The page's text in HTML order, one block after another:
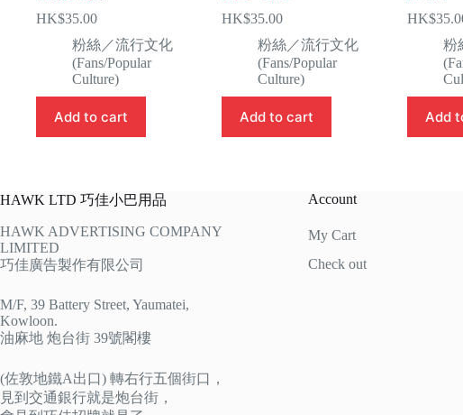
HK$35.00
粉絲／流行文化
(Fans/Popular
Culture)
Add to cart
HK$35.00
粉絲／流行文化
(Fans/Popular
Culture)
Add to cart
HK$
粉
Add
HAWK LTD 巧佳小巴用品
HAWK ADVERTISING COMPANY
LIMITED
巧佳廣告製作有限公司
M/F, 39 Battery Street, Yaumatei,
Kowloon.
油麻地 炮台街 39號閣樓
(佐敦地鐵A出口) 轉右行五個街口，
見到交通銀行就是炮台街，
Account
My Cart
Check out